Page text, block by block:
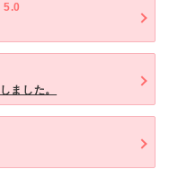
5.0
ました。